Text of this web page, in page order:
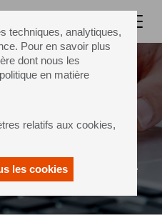
techniques, analytiques,
Pour en savoir plus
dont nous les
en matière
relatifs aux cookies,
les cookiesà Sidel à l'aide